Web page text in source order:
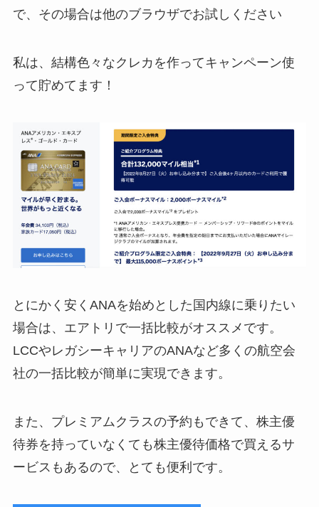
で、その場合は他のブラウザでお試しください
私は、結構色々なクレカを作ってキャンペーン使
って貯めてます！
とにかく安くANAを始めとした国内線に乗りたい
場合は、 エアトリで一括比較がオススメです。
LCCやレガシーキャリアのANAなど多くの航空会
社の一括比較が簡単に実現できます。
また、プレミアムクラスの予約もできて、株主優
待券を持っていなくても株主優待価格で買えるサ
ービスもあるので、とても便利です。